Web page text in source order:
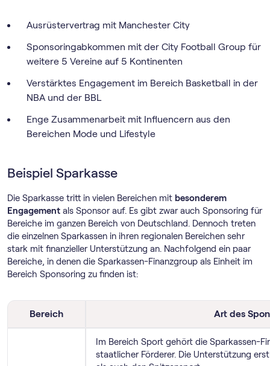
Ausrüstervertrag mit Manchester City
Sponsoringabkommen mit der City Football Group für
weitere 5 Vereine auf 5 Kontinenten
Verstärktes Engagement im Bereich Basketball in der
NBA und der BBL
Enge Zusammenarbeit mit Influencern aus den
Bereichen Mode und Lifestyle
Beispiel Sparkasse
Die Sparkasse tritt in vielen Bereichen mit besonderem
Engagement als Sponsor auf. Es gibt zwar auch Sponsoring für
Bereiche im ganzen Bereich von Deutschland. Dennoch treten
die einzelnen Sparkassen in ihren regionalen Bereichen sehr
stark mit finanzieller Unterstützung an. Nachfolgend ein paar
Bereiche, in denen die Sparkassen-Finanzgroup als Einheit im
Bereich Sponsoring zu finden ist:
Bereich Art des
Im Bereich Sport gehört die Sparkassen-
staatlicher Förderer. Die Unterstützung